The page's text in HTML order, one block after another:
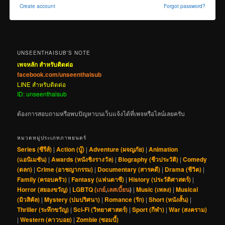
Create account Forgot password?
UNSEENTHAISUB’S NOTE
เพจหลัก สำหรับติดต่อ
facebook.com/unseenthaisub
LINE สำหรับติดต่อ
ID: unseenthaisub
ต้องการสอบถามหรือพบปัญหาบนเว็บแจ้งได้ที่เพจหรือไลน์เลยครับ
หมวดหมู่ประเภทภาพยนตร์
Series (ซีรีส์) |Action (บู๊) |Adventure (ผจญภัย) |Animation
(แอนิเมชัน) |Awards (หนังชิงรางวัล) | Biography (ชีวประวัติ) |Comedy
(ตลก) |Crime (อาชญากรรม) | Documentary (สารคดี) | Drama (ชีวิต) |
Family (ครอบครัว) |Fantasy (แฟนตาซี) |History (ประวัติศาสตร์) |
Horror (สยองขวัญ) | LGBTQ (เกย์,เลสเบี้ยน) |Music (เพลง) |Musical
(มิวสิคัล) |Mystery (ปมปริศนา) | Romance (รัก) |Short (หนังสั้น) |
Thriller (ระทึกขวัญ) |Sci-Fi (วิทยาศาสตร์) |Sport (กีฬา) |War (สงคราม)
|Western (คาวบอย) |Zombie (ซอมบี้)